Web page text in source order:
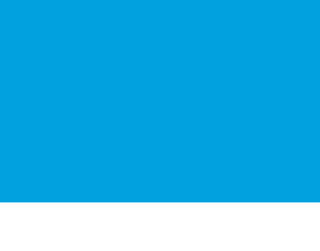
medisch advies